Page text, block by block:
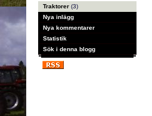
Traktorer (3)
Nya inlägg
Nya kommentarer
Statistik
Sök i denna blogg